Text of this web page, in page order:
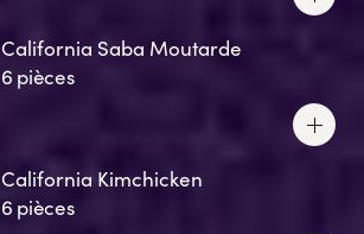
California Saba Moutarde
6 pièces
California Kimchicken
6 pièces